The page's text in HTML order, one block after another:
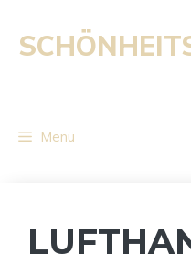
Inhalt
springen
Menü